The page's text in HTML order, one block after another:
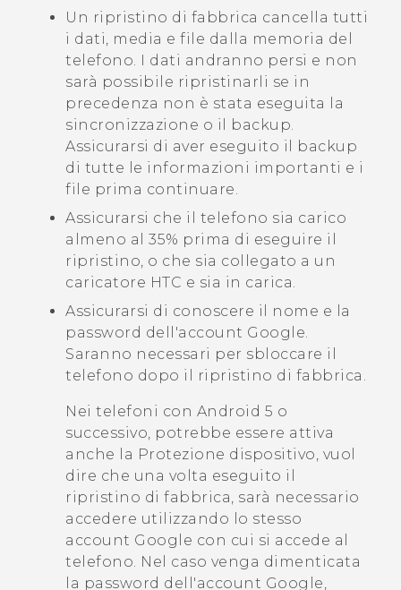
Un ripristino di fabbrica cancella tutti
i dati, media e file dalla memoria del
telefono. I dati andranno persi e non
sarà possibile ripristinarli se in
precedenza non è stata eseguita la
sincronizzazione o il backup.
Assicurarsi di aver eseguito il backup
di tutte le informazioni importanti e i
file prima continuare.
Assicurarsi che il telefono sia carico
almeno al 35% prima di eseguire il
ripristino, o che sia collegato a un
caricatore HTC e sia in carica.
Assicurarsi di conoscere il nome e la
password dell'account Google.
Saranno necessari per sbloccare il
telefono dopo il ripristino di fabbrica.
Nei telefoni con Android 5 o
successivo, potrebbe essere attiva
anche la Protezione dispositivo, vuol
dire che una volta eseguito il
ripristino di fabbrica, sarà necessario
accedere utilizzando lo stesso
account Google con cui si accede al
telefono. Nel caso venga dimenticata
la password dell'account Google,